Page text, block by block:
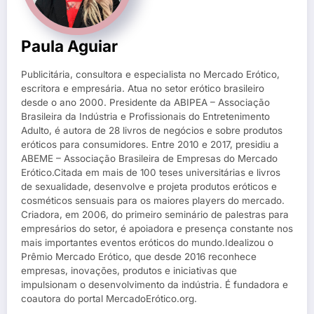
Paula Aguiar
Publicitária, consultora e especialista no Mercado Erótico,
escritora e empresária. Atua no setor erótico brasileiro
desde o ano 2000. Presidente da ABIPEA – Associação
Brasileira da Indústria e Profissionais do Entretenimento
Adulto, é autora de 28 livros de negócios e sobre produtos
eróticos para consumidores. Entre 2010 e 2017, presidiu a
ABEME – Associação Brasileira de Empresas do Mercado
Erótico.Citada em mais de 100 teses universitárias e livros
de sexualidade, desenvolve e projeta produtos eróticos e
cosméticos sensuais para os maiores players do mercado.
Criadora, em 2006, do primeiro seminário de palestras para
empresários do setor, é apoiadora e presença constante nos
mais importantes eventos eróticos do mundo.Idealizou o
Prêmio Mercado Erótico, que desde 2016 reconhece
empresas, inovações, produtos e iniciativas que
impulsionam o desenvolvimento da indústria. É fundadora e
coautora do portal MercadoErótico.org.